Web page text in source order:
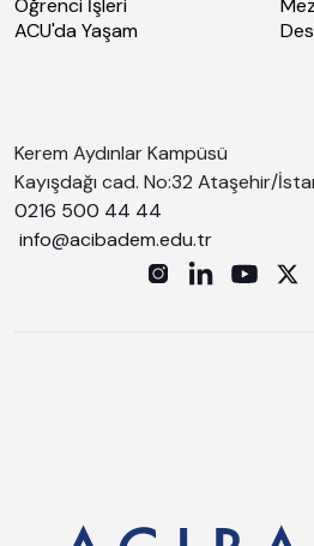
Öğrenci İşleri
ACU'da Yaşam
Kerem Aydınlar Kampüsü
Kayışdağı cad. No:32 Ataşehir/
0216 500 44 44
info@acibadem.edu.tr